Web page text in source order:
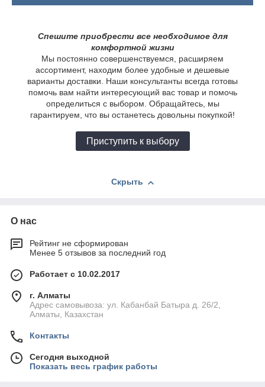
Спешите приобрести все необходимое для
комфортной жизни
Мы постоянно совершенствуемся, расширяем
ассортимент, находим более удобные и дешевые
варианты доставки. Наши консультанты всегда готовы
помочь вам найти интересующий вас товар и помочь
определиться с выбором. Обращайтесь, мы
гарантируем, что вы останетесь довольны покупкой!
Приступить к выбору
Скрыть
О нас
Рейтинг не сформирован
Менее 5 отзывов за последний год
Работает с 10.02.2017
г. Алматы
Адрес самовывоза: ул. Кабанбай Батыра д. 26/2,
Алматы, Казахстан
Контакты
Сегодня выходной
Показать весь график работы